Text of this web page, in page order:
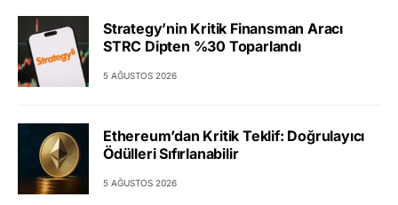
Strategy’nin Kritik Finansman Aracı
STRC Dipten %30 Toparlandı
5 AĞUSTOS 2026
Ethereum’dan Kritik Teklif: Doğrulayıcı
Ödülleri Sıfırlanabilir
5 AĞUSTOS 2026